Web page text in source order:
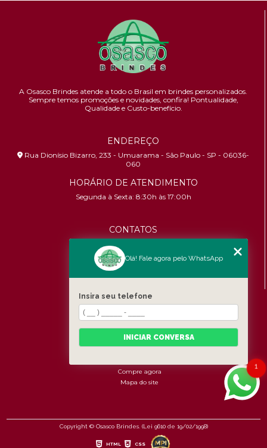
A Osasco Brindes atende a todo o Brasil em brindes personalizados.
Sempre temos promoções e novidades, confira! Pontualidade,
Qualidade e Custo-benefício.
ENDEREÇO
Rua Dionísio Bizarro, 233 - Umuarama - São Paulo - SP - 06036-
060
HORÁRIO DE ATENDIMENTO
Segunda à Sexta: 8:30h às 17:00h
CONTATOS
contato@osascobrindes.com.br
CNPJ:26.434.153/0001-30
MENU
Home
Quem somos
Produtos
Compre agora
Mapa do site
Copyright © Osasco Brindes. (Lei 9610 de 19/02/1998)
HTML CSS
1
Olá! Fale agora pelo WhatsApp
Insira seu telefone
INICIAR CONVERSA